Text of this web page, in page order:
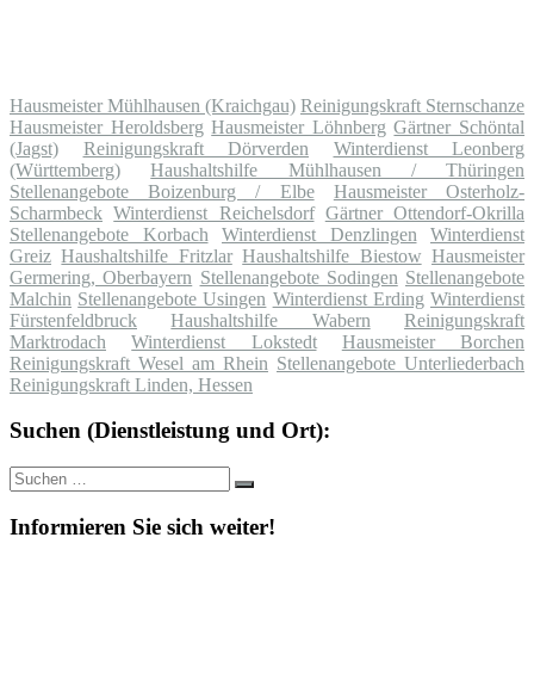
Hausmeister Mühlhausen (Kraichgau) Reinigungskraft Sternschanze
Hausmeister Heroldsberg Hausmeister Löhnberg Gärtner Schöntal
(Jagst)
Reinigungskraft Dörverden
Winterdienst Leonberg
(Württemberg)
Haushaltshilfe Mühlhausen / Thüringen
Stellenangebote Boizenburg / Elbe
Hausmeister Osterholz-
Scharmbeck Winterdienst Reichelsdorf Gärtner Ottendorf-Okrilla
Stellenangebote Korbach
Winterdienst Denzlingen
Winterdienst
Greiz Haushaltshilfe Fritzlar Haushaltshilfe Biestow Hausmeister
Germering, Oberbayern Stellenangebote Sodingen Stellenangebote
Malchin Stellenangebote Usingen Winterdienst Erding Winterdienst
Fürstenfeldbruck
Haushaltshilfe Wabern
Reinigungskraft
Marktrodach
Winterdienst Lokstedt
Hausmeister Borchen
Reinigungskraft Wesel am Rhein Stellenangebote Unterliederbach
Reinigungskraft Linden, Hessen
Suchen (Dienstleistung und Ort):
Suche
nach:
Suchen
Informieren Sie sich weiter!